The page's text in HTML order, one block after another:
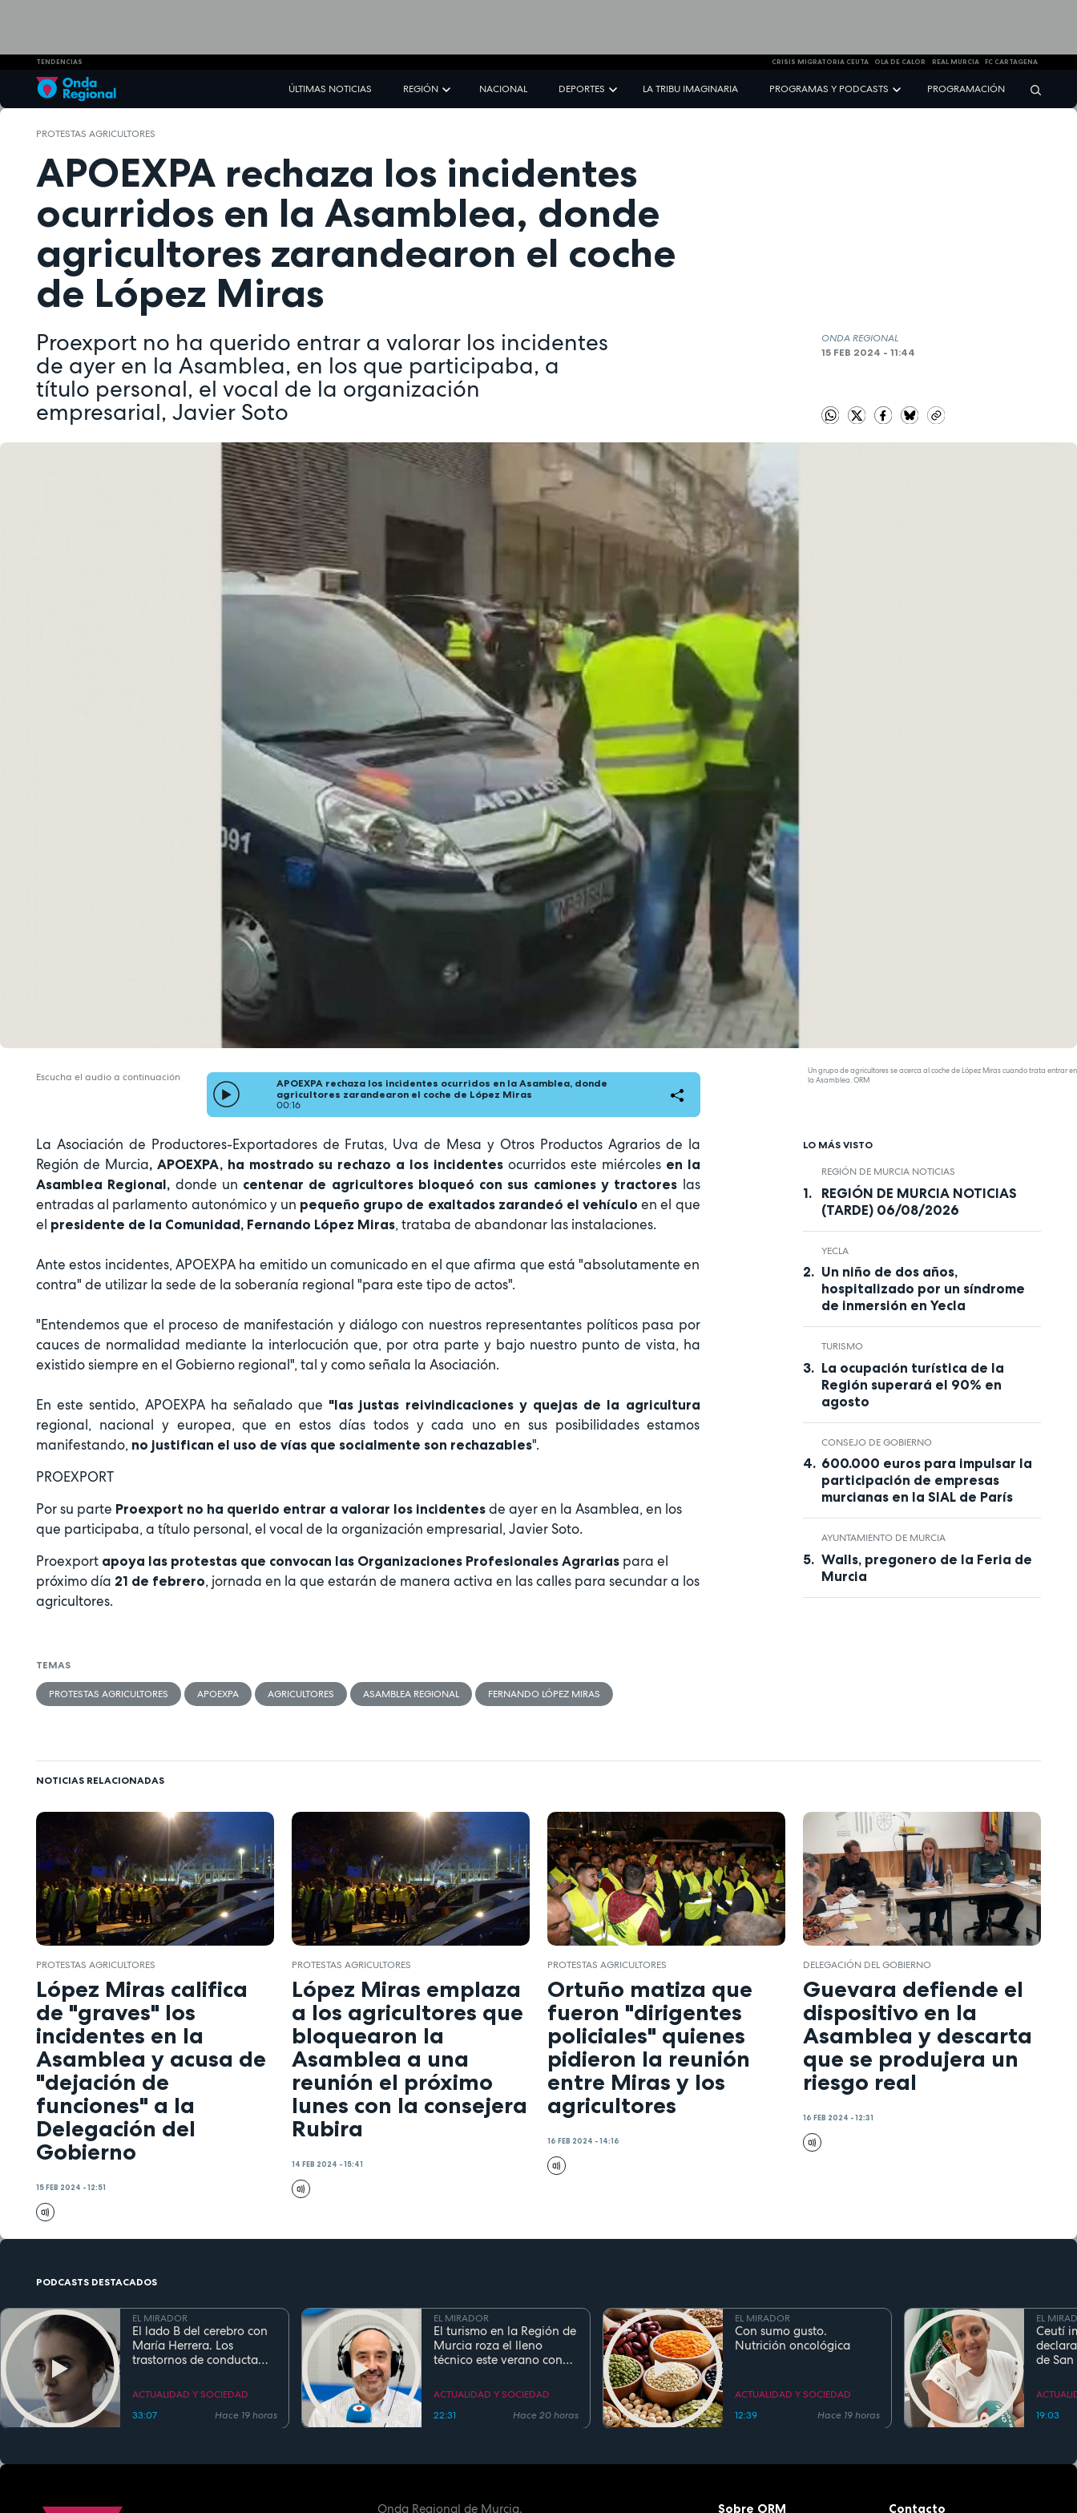
TENDENCIAS CRISIS MIGRATORIA CEUTA OLA DE CALOR REAL MURCIA FC CARTAGENA
ÚLTIMAS NOTICIAS REGIÓN NACIONAL DEPORTES LA TRIBU IMAGINARIA PROGRAMAS Y PODCASTS PROGRAMACIÓN
PROTESTAS AGRICULTORES
APOEXPA rechaza los incidentes
ocurridos en la Asamblea, donde
agricultores zarandearon el coche
de López Miras
Proexport no ha querido entrar a valorar los incidentes
de ayer en la Asamblea, en los que participaba, a
título personal, el vocal de la organización
empresarial, Javier Soto
ONDA REGIONAL
15 FEB 2024 - 11:44
Un grupo de agricultores se acerca al coche de López Miras cuando trata entrar en
la Asamblea. ORM
Escucha el audio a continuación
APOEXPA rechaza los incidentes ocurridos en la Asamblea, donde
agricultores zarandearon el coche de López Miras
00:16
La Asociación de Productores-Exportadores de Frutas, Uva de Mesa y Otros Productos Agrarios de la
Región de Murcia, APOEXPA, ha mostrado su rechazo a los incidentes ocurridos este miércoles en la
Asamblea Regional, donde un centenar de agricultores bloqueó con sus camiones y tractores las
entradas al parlamento autonómico y un pequeño grupo de exaltados zarandeó el vehículoen el que
el presidente de la Comunidad, Fernando López Miras, trataba de abandonar las instalaciones.
Ante estos incidentes, APOEXPA ha emitido un comunicado en el que afirma que está "absolutamente en
contra" de utilizar la sede de la soberanía regional "para este tipo de actos".
"Entendemos que el proceso de manifestación y diálogo con nuestros representantes políticos pasa por
cauces de normalidad mediante la interlocución que, por otra parte y bajo nuestro punto de vista, ha
existido siempre en el Gobierno regional", tal y como señala la Asociación.
En este sentido, APOEXPA ha señalado que "las justas reivindicaciones y quejas de la agricultura
regional, nacional y europea, que en estos días todos y cada uno en sus posibilidades estamos
manifestando, no justifican el uso de vías que socialmente son rechazables".
PROEXPORT
Por su parte Proexport no ha querido entrar a valorar los incidentes de ayer en la Asamblea, en los
que participaba, a título personal, el vocal de la organización empresarial, Javier Soto.
Proexport apoya las protestas que convocan las Organizaciones Profesionales Agrarias para el
próximo día 21 de febrero, jornada en la que estarán de manera activa en las calles para secundar a los
agricultores.
TEMAS
PROTESTAS AGRICULTORES APOEXPA AGRICULTORES ASAMBLEA REGIONAL FERNANDO LÓPEZ MIRAS
LO MÁS VISTO
REGIÓN DE MURCIA NOTICIAS
REGIÓN DE MURCIA NOTICIAS
(TARDE) 06/08/2026
YECLA
Un niño de dos años,
hospitalizado por un síndrome
de inmersión en Yecla
TURISMO
La ocupación turística de la
Región superará el 90% en
agosto
CONSEJO DE GOBIERNO
600.000 euros para impulsar la
participación de empresas
murcianas en la SIAL de París
AYUNTAMIENTO DE MURCIA
Walls, pregonero de la Feria de
Murcia
NOTICIAS RELACIONADAS
PROTESTAS AGRICULTORES
López Miras califica
de "graves" los
incidentes en la
Asamblea y acusa de
"dejación de
funciones" a la
Delegación del
Gobierno
15 FEB 2024 - 12:51
PROTESTAS AGRICULTORES
López Miras emplaza
a los agricultores que
bloquearon la
Asamblea a una
reunión el próximo
lunes con la consejera
Rubira
14 FEB 2024 - 15:41
PROTESTAS AGRICULTORES
Ortuño matiza que
fueron "dirigentes
policiales" quienes
pidieron la reunión
entre Miras y los
agricultores
16 FEB 2024 - 14:16
DELEGACIÓN DEL GOBIERNO
Guevara defiende el
dispositivo en la
Asamblea y descarta
que se produjera un
riesgo real
16 FEB 2024 - 12:31
PODCASTS DESTACADOS
EL MIRADOR
El lado B del cerebro con
María Herrera. Los
trastornos de conducta
ACTUALIDAD Y SOCIEDAD
33:07
Hace 19 horas
EL MIRADOR
El turismo en la Región de
Murcia roza el lleno
técnico este verano con
90%
ACTUALIDAD Y SOCIEDAD
22:31
Hace 20 horas
EL MIRADOR
Con sumo gusto.
Nutrición oncológica
ACTUALIDAD Y SOCIEDAD
12:39
Hace 19 horas
EL
Ceutí
de
19:03
Onda Regional de Murcia. Sobre ORM Contacto